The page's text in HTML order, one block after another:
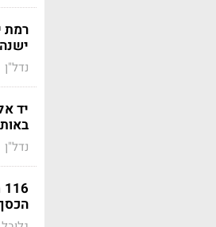
ישנה ב-
נדל"ן
נדל"ן